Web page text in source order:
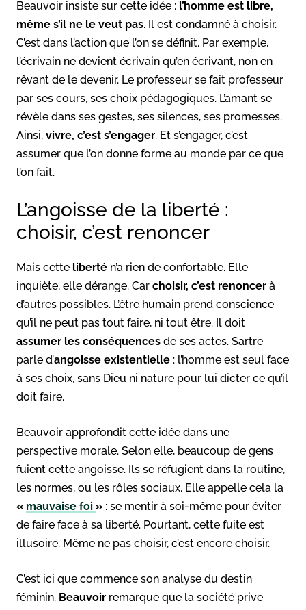
Beauvoir insiste sur cette idée : l’homme est libre,
même s’il ne le veut pas. Il est condamné à choisir.
C’est dans l’action que l’on se définit. Par exemple,
l’écrivain ne devient écrivain qu’en écrivant, non en
rêvant de le devenir. Le professeur se fait professeur
par ses cours, ses choix pédagogiques. L’amant se
révèle dans ses gestes, ses silences, ses promesses.
Ainsi, vivre, c’est s’engager. Et s’engager, c’est
assumer que l’on donne forme au monde par ce que
l’on fait.
L’angoisse de la liberté :
choisir, c’est renoncer
Mais cette liberté n’a rien de confortable. Elle
inquiète, elle dérange. Car choisir, c’est renoncer à
d’autres possibles. L’être humain prend conscience
qu’il ne peut pas tout faire, ni tout être. Il doit
assumer les conséquences de ses actes. Sartre
parle d’angoisse existentielle : l’homme est seul face
à ses choix, sans Dieu ni nature pour lui dicter ce qu’il
doit faire.
Beauvoir approfondit cette idée dans une
perspective morale. Selon elle, beaucoup de gens
fuient cette angoisse. Ils se réfugient dans la routine,
les normes, ou les rôles sociaux. Elle appelle cela la
« mauvaise foi » : se mentir à soi-même pour éviter
de faire face à sa liberté. Pourtant, cette fuite est
illusoire. Même ne pas choisir, c’est encore choisir.
C’est ici que commence son analyse du destin
féminin. Beauvoir remarque que la société prive